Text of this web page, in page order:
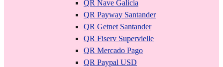
QR Nave Galicia
QR Payway Santander
QR Getnet Santander
QR Fiserv Supervielle
QR Mercado Pago
QR Paypal USD